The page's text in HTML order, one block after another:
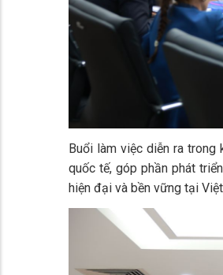
Buổi làm việc diễn ra
quốc tế, góp phần phát
hiện đại và bền vững tại